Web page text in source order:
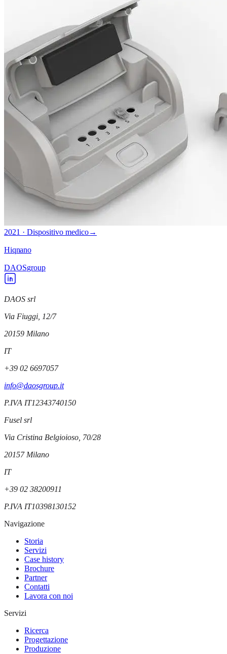
2021 · Dispositivo medico→
Hiqnano
DAOSgroup
DAOS srl
Via Fiuggi, 12/7
20159 Milano
IT
+39 02 6697057
info@daosgroup.it
P.IVA IT12343740150
Fusel srl
Via Cristina Belgioioso, 70/28
20157 Milano
IT
+39 02 38200911
P.IVA IT10398130152
Navigazione
Storia
Servizi
Case history
Brochure
Partner
Contatti
Lavora con noi
Servizi
Ricerca
Progettazione
Produzione